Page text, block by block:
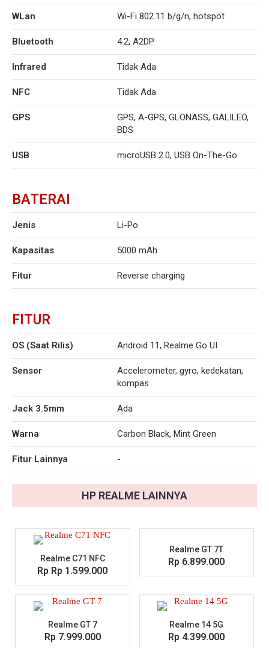
WLan Wi-Fi 802.11 b/g/n, hotspot
Bluetooth 4.2, A2DP
Infrared Tidak Ada
NFC Tidak Ada
GPS
GPS, A-GPS, GLONASS, GALILEO,
BDS
USB microUSB 2.0, USB On-The-Go
BATERAI
Jenis Li-Po
Kapasitas 5000 mAh
Fitur Reverse charging
FITUR
OS (Saat Rilis) Android 11, Realme Go UI
Sensor
Accelerometer, gyro, kedekatan,
kompas
Jack 3.5mm Ada
Warna Carbon Black, Mint Green
Fitur Lainnya -
HP REALME LAINNYA
Realme C71 NFC
Rp Rp 1.599.000
Realme GT 7T
Rp 6.899.000
Realme GT 7
Rp 7.999.000
Realme 14 5G
Rp 4.399.000